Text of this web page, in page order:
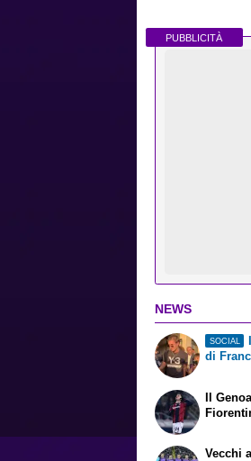
PUBBLICITÀ
NEWS
SOCIAL
di
Il
Vecchi